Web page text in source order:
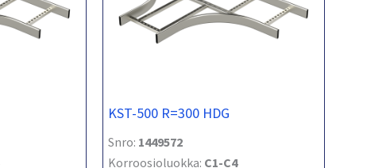
KST-500 R=300 HDG
Snro: 1449572
Korroosioluokka: C1-C4